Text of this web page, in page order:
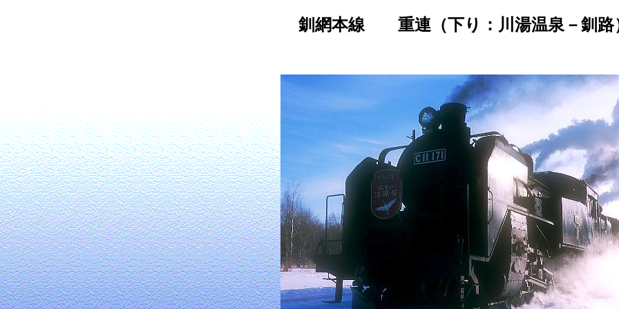
釧網本線 重連（下り：川湯温泉－釧路